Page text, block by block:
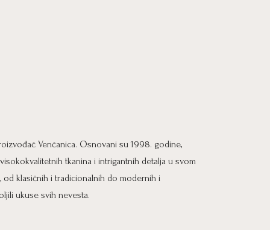
Venčanica. Osnovani su 1998. godine,
tkanina i intrigantnih detalja u svom
od klasičnih i tradicionalnih do modernih i
ukuse svih nevesta.